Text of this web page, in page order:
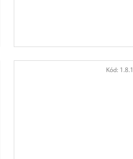
Kód: 1.8.1